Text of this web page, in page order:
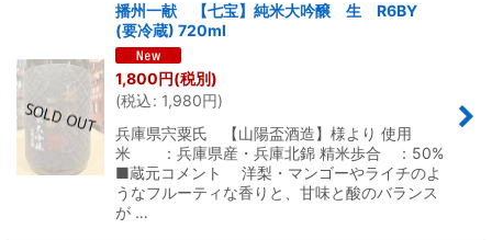
播州一献 【七宝】純米大吟醸 生 R6BY
(要冷蔵) 720ml
1,800円(税別)
(税込: 1,980円)
兵庫県宍粟氏 【山陽盃酒造】様より 使用
米 ：兵庫県産・兵庫北錦 精米歩合 ：50%
■蔵元コメント 洋梨・マンゴーやライチのよ
うなフルーティな香りと、甘味と酸のバランス
が …